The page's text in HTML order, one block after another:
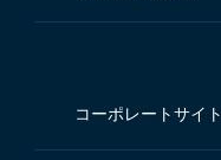
コーポレートサイト